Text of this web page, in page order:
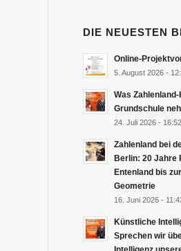
DIE NEUESTEN
Online-
5. August 2026 -
Was
Grundschule
24. Juli 2026 - 16:52
Zahlenland bei
Berlin: 20 Jahre
Entenland bis
Geometrie
16. Juni 2026 -
Künstliche
Sprechen wir